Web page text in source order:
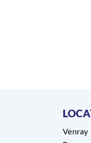
Venray